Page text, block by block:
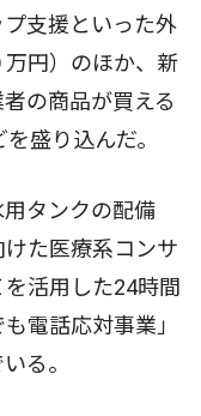
支援といった外
円）のほか、新
の商品が買える
盛り込んだ。
タンクの配備
けた医療系コンサ
活用した24時間
電話応対事業」
る。